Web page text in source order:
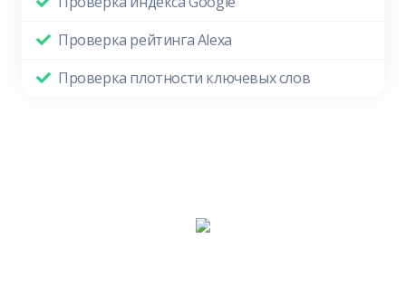
Проверка рейтинга Alexa
Проверка плотности ключевых слов